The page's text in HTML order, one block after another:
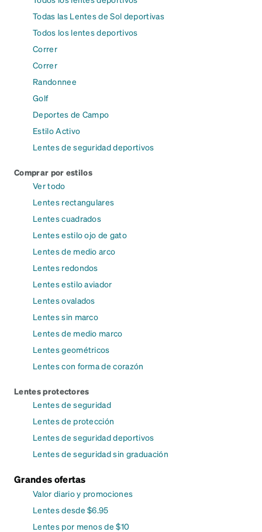
Todas las Lentes de Sol deportivas
Todos los lentes deportivos
Correr
Correr
Randonnee
Golf
Deportes de Campo
Estilo Activo
Lentes de seguridad deportivos
Comprar por estilos
Ver todo
Lentes rectangulares
Lentes cuadrados
Lentes estilo ojo de gato
Lentes de medio arco
Lentes redondos
Lentes estilo aviador
Lentes ovalados
Lentes sin marco
Lentes de medio marco
Lentes geométricos
Lentes con forma de corazón
Lentes protectores
Lentes de seguridad
Lentes de protección
Lentes de seguridad deportivos
Lentes de seguridad sin graduación
Grandes ofertas
Valor diario y promociones
Lentes desde $6.95
Lentes por menos de $10